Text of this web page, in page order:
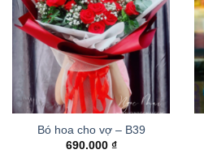
Bó hoa cho vợ – B39
690.000 ₫